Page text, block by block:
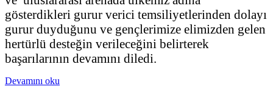
gösterdikleri gurur verici temsiliyetlerinden dolayı
gurur duyduğunu ve gençlerimize elimizden gelen
hertürlü desteğin verileceğini belirterek
başarılarının devamını diledi.
Devamını oku